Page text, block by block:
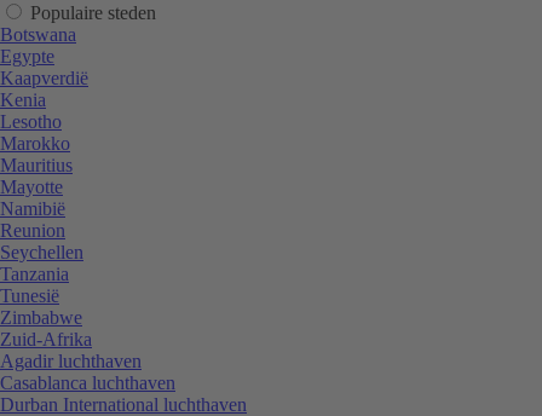
Populaire steden
Botswana
Egypte
Kaapverdië
Kenia
Lesotho
Marokko
Mauritius
Mayotte
Namibië
Reunion
Seychellen
Tanzania
Tunesië
Zimbabwe
Zuid-Afrika
Agadir luchthaven
Casablanca luchthaven
Durban International luchthaven